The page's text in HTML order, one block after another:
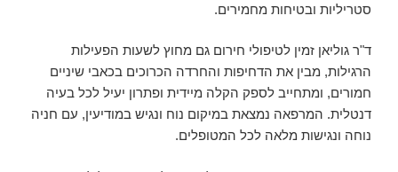
סטריליות ובטיחות מחמירים.
ד"ר גוליאן זמין לטיפולי חירום גם מחוץ לשעות הפעילות
הרגילות, מבין את הדחיפות והחרדה הכרוכים בכאבי שיניים
חמורים, ומתחייב לספק הקלה מיידית ופתרון יעיל לכל בעיה
דנטלית. המרפאה נמצאת במיקום נוח ונגיש במודיעין, עם חניה
נוחה ונגישות מלאה לכל המטופלים.